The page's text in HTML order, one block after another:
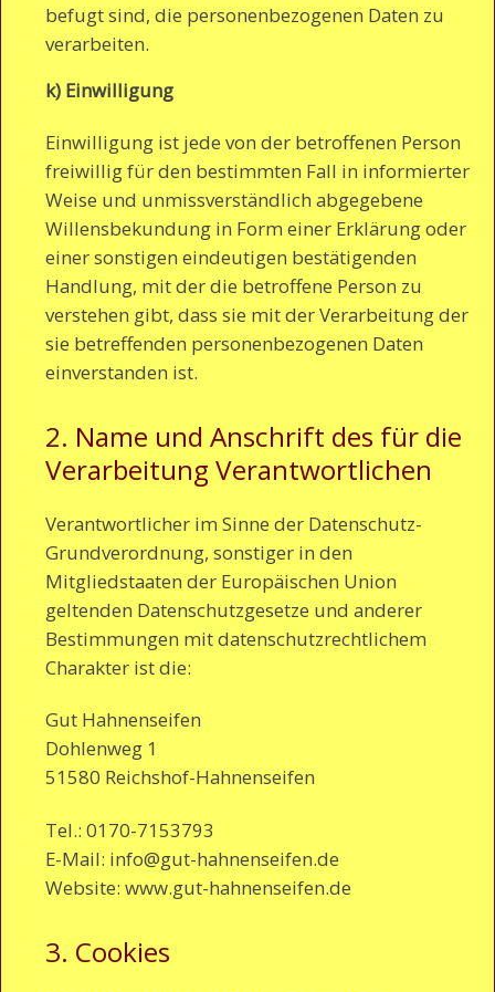
befugt sind, die personenbezogenen Daten zu
verarbeiten.
k) Einwilligung
Einwilligung ist jede von der betroffenen Person
freiwillig für den bestimmten Fall in informierter
Weise und unmissverständlich abgegebene
Willensbekundung in Form einer Erklärung oder
einer sonstigen eindeutigen bestätigenden
Handlung, mit der die betroffene Person zu
verstehen gibt, dass sie mit der Verarbeitung der
sie betreffenden personenbezogenen Daten
einverstanden ist.
2. Name und Anschrift des für die
Verarbeitung Verantwortlichen
Verantwortlicher im Sinne der Datenschutz-
Grundverordnung, sonstiger in den
Mitgliedstaaten der Europäischen Union
geltenden Datenschutzgesetze und anderer
Bestimmungen mit datenschutzrechtlichem
Charakter ist die:
Gut Hahnenseifen
Dohlenweg 1
51580 Reichshof-Hahnenseifen
Tel.: 0170-7153793
E-Mail: info@gut-hahnenseifen.de
Website: www.gut-hahnenseifen.de
3. Cookies